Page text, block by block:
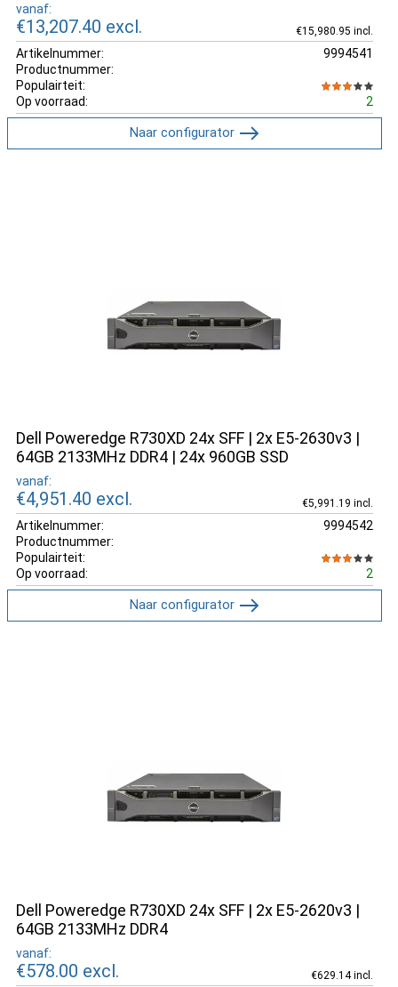
vanaf:
€13,207.40 excl. €15,980.95 incl.
Artikelnummer:
9994541
Productnummer:
Populairteit:
Op voorraad:
2
Naar configurator
Dell Poweredge R730XD 24x SFF | 2x E5-2630v3 |
64GB 2133MHz DDR4 | 24x 960GB SSD
vanaf:
€4,951.40 excl. €5,991.19 incl.
Artikelnummer:
9994542
Productnummer:
Populairteit:
Op voorraad:
2
Naar configurator
Dell Poweredge R730XD 24x SFF | 2x E5-2620v3 |
64GB 2133MHz DDR4
vanaf:
€578.00 excl. €629.14 incl.